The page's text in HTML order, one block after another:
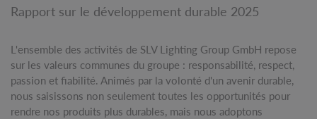
Rapport sur le développement durable 2025
L'ensemble des activités de SLV Lighting Group GmbH repose
sur les valeurs communes du groupe : responsabilité, respect,
passion et fiabilité. Animés par la volonté d'un avenir durable,
nous saisissons non seulement toutes les opportunités pour
rendre nos produits plus durables, mais nous adoptons